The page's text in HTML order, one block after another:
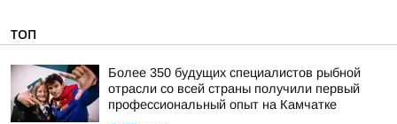
ТОП
Более 350 будущих специалистов рыбной
отрасли со всей страны получили первый
профессиональный опыт на Камчатке